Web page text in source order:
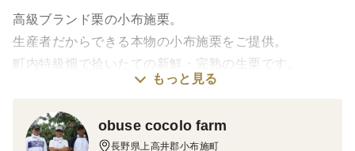
高級ブランド栗の小布施栗。
生産者だからできる本物の小布施栗をご提供。
町内特級畑で拾いたての新鮮・完熟の生栗です。
す。
もっと見る
obuse cocolo farm
長野県上高井郡小布施町